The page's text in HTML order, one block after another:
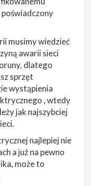
musimy wiedzieć
awarii sieci
dlatego
sprzęt
wystąpienia
, wtedy
jak najszybciej
najlepiej nie
a już na pewno
może to